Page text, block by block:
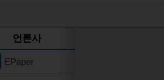
언론사
EPaper